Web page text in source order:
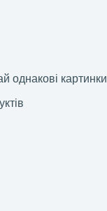
однакові картинки